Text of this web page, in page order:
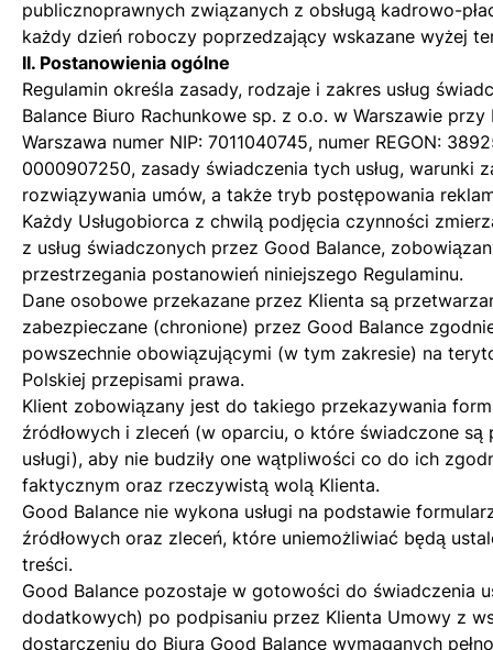
publicznoprawnych związanych z obsługą kadrowo-
każdy dzień roboczy poprzedzający wskazane wyżej
II. Postanowienia ogólne
Regulamin określa zasady, rodzaje i zakres usług
Balance Biuro Rachunkowe sp. z o.o. w Warszawie
Warszawa numer NIP: 7011040745, numer REGON:
0000907250, zasady świadczenia tych usług, warunki
rozwiązywania umów, a także tryb postępowania
Każdy Usługobiorca z chwilą podjęcia czynności
z usług świadczonych przez Good Balance,
przestrzegania postanowień niniejszego Regulaminu.
Dane osobowe przekazane przez Klienta są
zabezpieczane (chronione) przez Good Balance
powszechnie obowiązującymi (w tym zakresie) na
Polskiej przepisami prawa.
Klient zobowiązany jest do takiego przekazywania
źródłowych i zleceń (w oparciu, o które świadczone są
usługi), aby nie budziły one wątpliwości co do ich
faktycznym oraz rzeczywistą wolą Klienta.
Good Balance nie wykona usługi na podstawie
źródłowych oraz zleceń, które uniemożliwiać będą
treści.
Good Balance pozostaje w gotowości do świadczenia
dodatkowych) po podpisaniu przez Klienta Umowy z
dostarczeniu do Biura Good Balance wymaganych